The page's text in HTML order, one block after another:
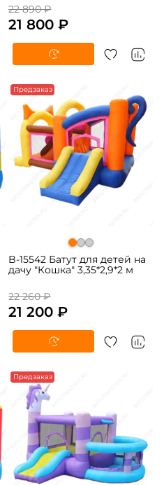
22 890 ₽
21 800 ₽
-5% Предзаказ
B-15542 Батут для детей на
дачу "Кошка" 3,35*2,9*2 м
22 260 ₽
21 200 ₽
-5% Предзаказ